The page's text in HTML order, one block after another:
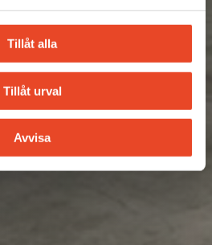
Tillåt alla
Tillåt urval
Avvisa